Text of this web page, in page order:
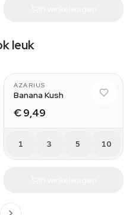
leuk
AZARIUS
Banana Kush
€ 9,49
1 3 5 10